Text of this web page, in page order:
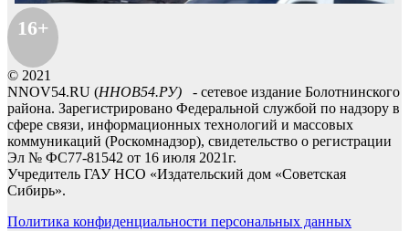
16+
© 2021
NNOV54.RU (ННОВ54.РУ) - сетевое издание Болотнинского
района. Зарегистрировано Федеральной службой по надзору в
сфере связи, информационных технологий и массовых
коммуникаций (Роскомнадзор), свидетельство о регистрации
Эл № ФС77-81542 от 16 июля 2021г.
Учредитель ГАУ НСО «Издательский дом «Советская
Сибирь».
Политика конфиденциальности персональных данных